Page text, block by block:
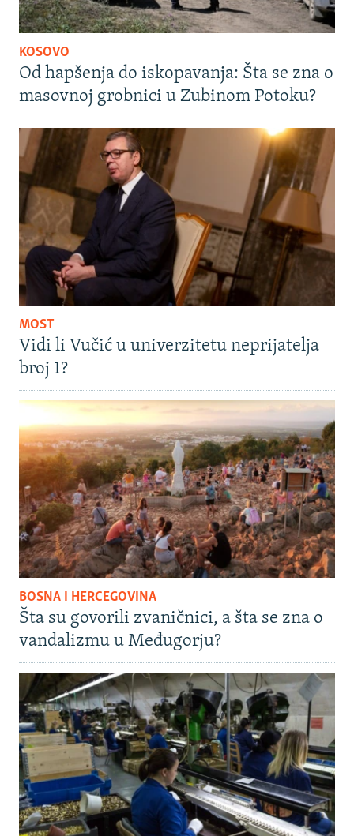
KOSOVO
Od hapšenja do iskopavanja: Šta se zna o
masovnoj grobnici u Zubinom Potoku?
MOST
Vidi li Vučić u univerzitetu neprijatelja
broj 1?
BOSNA I HERCEGOVINA
Šta su govorili zvaničnici, a šta se zna o
vandalizmu u Međugorju?